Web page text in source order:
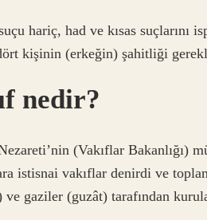
hariç, had ve kısas suçlarını
kişinin (erkeğin) şahitliği
nedir?
(Vakıflar Bakanlığı)
istisnai vakıflar denirdi ve
ve gaziler (guzât) tarafından